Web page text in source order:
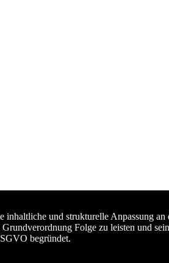
inhaltliche und strukturelle Anpassung
Folge zu leisten und
begründet.